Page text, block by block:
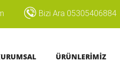
Bizi Ara 05305406884
ÜRÜNLERİMİZ